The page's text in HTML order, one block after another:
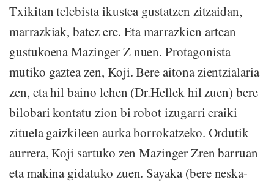
Txikitan telebista ikustea gustatzen zitzaidan,
marrazkiak, batez ere. Eta marrazkien artean
gustukoena Mazinger Z nuen. Protagonista
mutiko gaztea zen, Koji. Bere aitona zientzialaria
zen, eta hil baino lehen (Dr.Hellek hil zuen) bere
bilobari kontatu zion bi robot izugarri eraiki
zituela gaizkileen aurka borrokatzeko. Ordutik
aurrera, Koji sartuko zen Mazinger Zren barruan
eta makina gidatuko zuen. Sayaka (bere neska-